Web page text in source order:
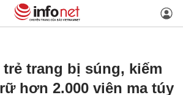
trẻ trang bị súng, kiếm
hơn 2.000 viên ma túy